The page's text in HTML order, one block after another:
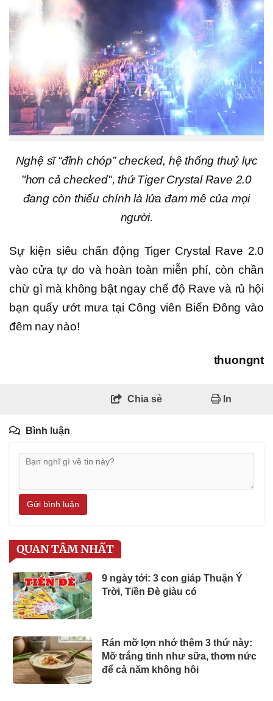
Nghệ sĩ “đỉnh chóp” checked, hệ thống thuỷ lực
"hơn cả checked", thứ Tiger Crystal Rave 2.0
đang còn thiếu chính là lửa đam mê của mọi
người.
Sự kiện siêu chấn động Tiger Crystal Rave 2.0
vào cửa tự do và hoàn toàn miễn phí, còn chần
chừ gì mà không bật ngay chế độ Rave và rủ hội
bạn quẩy ướt mưa tại Công viên Biển Đông vào
đêm nay nào!
thuongnt
Chia sẻ In
Bình luận
Gửi bình luận
QUAN TÂM NHẤT
9 ngày tới: 3 con giáp Thuận Ý
Trời, Tiền Đè giàu có
Rán mỡ lợn nhớ thêm 3 thứ này:
Mỡ trắng tinh như sữa, thơm nức
để cả năm không hôi